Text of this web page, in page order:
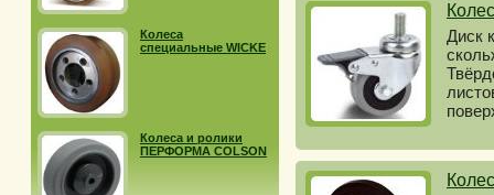
Диск
Колеса
специальные WICKE
Колеса и ролики
ПЕРФОРМА COLSON